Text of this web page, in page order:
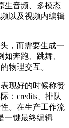
生音频、多模态
以及视频内编辑
，而需要生成一
奔跑、跳舞、
物理交互。
现好的时候称赞
：credits、排队
。在生产工作流
一键最终编辑